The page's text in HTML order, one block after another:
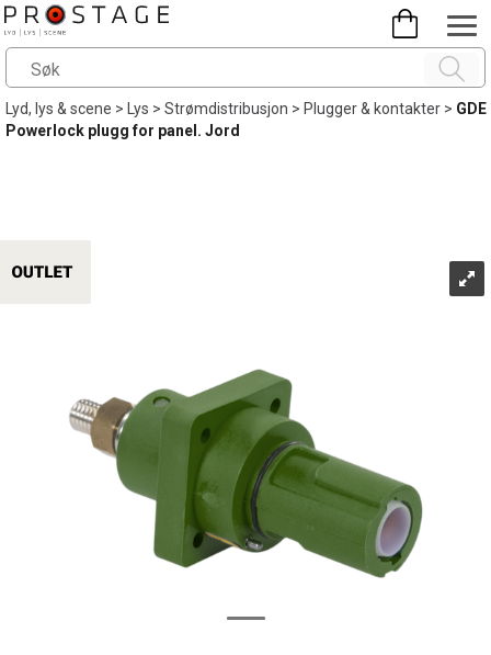
Lyd, lys & scene> Lys>Strømdistribusjon>Plugger & kontakter>GDE
Powerlock plugg for panel. Jord